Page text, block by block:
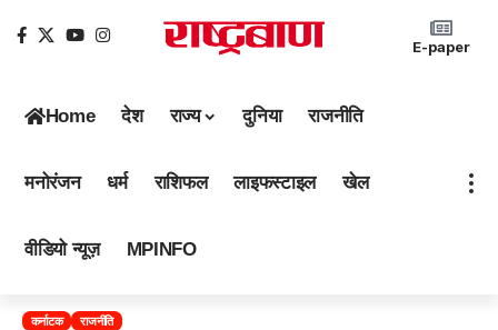
E-paper
Home देश राज्य दुनिया राजनीति
मनोरंजन धर्म राशिफल लाइफस्टाइल खेल
वीडियो न्यूज़ MPINFO
कर्नाटक राजनीति